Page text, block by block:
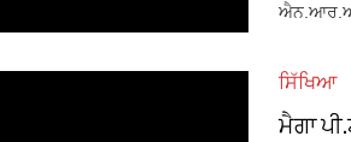
ਸਿੱਖਿਆ
ਮੈਗਾ